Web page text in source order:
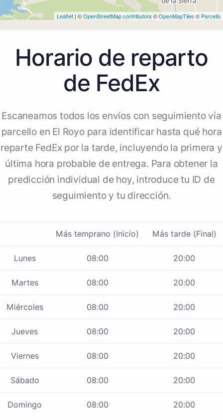
Leaflet | ©OpenStreetMap contributors ©OpenMapTiles © Parcello
Horario de reparto
de FedEx
Escaneamos todos los envíos con seguimiento vía
parcello en El Royo para identificar hasta qué hora
reparte FedEx por la tarde, incluyendo la primera y
última hora probable de entrega. Para obtener la
predicción individual de hoy, introduce tu ID de
seguimiento y tu dirección.
Más temprano (Inicio) Más tarde (Final)
Lunes 08:00 20:00
Martes 08:00 20:00
Miércoles 08:00 20:00
Jueves 08:00 20:00
Viernes 08:00 20:00
Sábado 08:00 20:00
Domingo 08:00 20:00